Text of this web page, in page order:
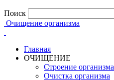
Поиск
Очищение организма
Главная
ОЧИЩЕНИЕ
Строение организма
Очистка организма